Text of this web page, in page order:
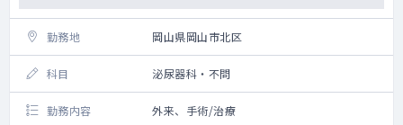
勤務地 岡山県岡山市北区
科目 泌尿器科・不問
勤務内容 外来、手術/治療